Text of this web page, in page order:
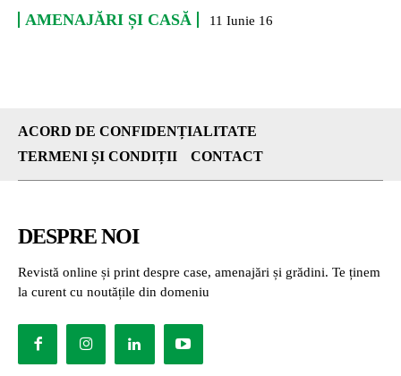
AMENAJĂRI ȘI CASĂ 11 Iunie 16
ACORD DE CONFIDENȚIALITATE
TERMENI ȘI CONDIȚII
CONTACT
DESPRE NOI
Revistă online și print despre case, amenajări și grădini. Te ținem
la curent cu noutățile din domeniu